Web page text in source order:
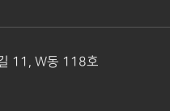
11, W동 118호